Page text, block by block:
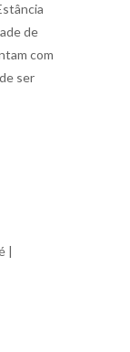
de
com
ser
|